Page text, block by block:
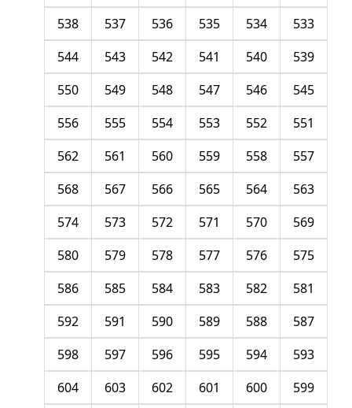
533
534
535
536
537
538
539
540
541
542
543
544
545
546
547
548
549
550
551
552
553
554
555
556
557
558
559
560
561
562
563
564
565
566
567
568
569
570
571
572
573
574
575
576
577
578
579
580
581
582
583
584
585
586
587
588
589
590
591
592
593
594
595
596
597
598
599
600
601
602
603
604